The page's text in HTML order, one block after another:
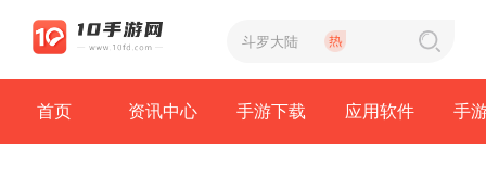
首页 资讯中心 手游下载 应用软件 手